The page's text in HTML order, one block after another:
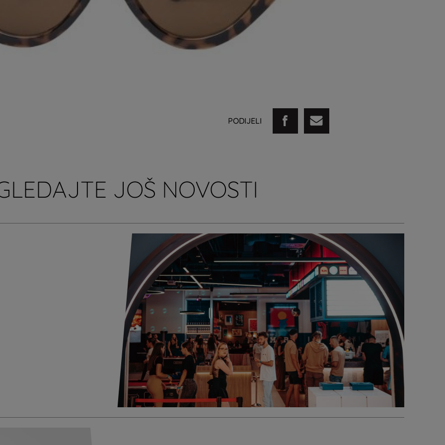
PODIJELI
JOŠ NOVOSTI